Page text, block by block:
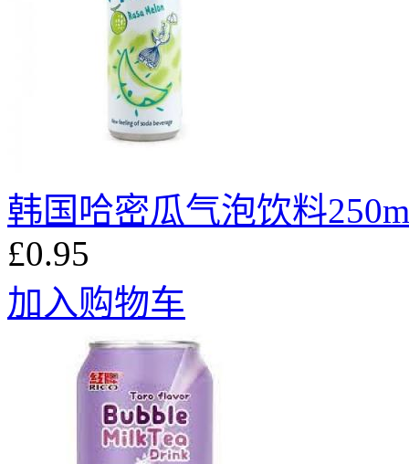
韩国哈密瓜气泡饮料
£0.95
加入购物车